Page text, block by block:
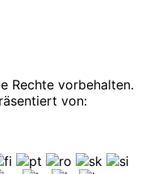
Rechte vorbehalten.
von: